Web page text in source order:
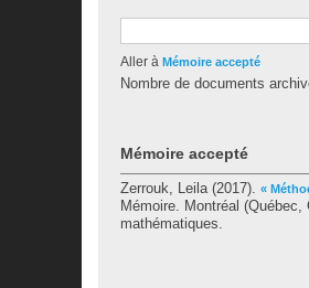
Aller à Mémoire accepté
Nombre de documents
Mémoire accepté
Zerrouk, Leila(2017). «
Mémoire. Montréal
mathématiques.